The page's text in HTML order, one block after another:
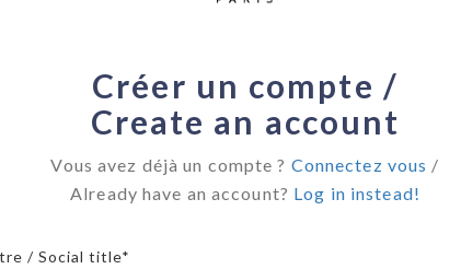
Créer un compte /
Create an account
Vous avez déjà un compte ? Connectez vous /
Already have an account? Log in instead!
/ Social title*